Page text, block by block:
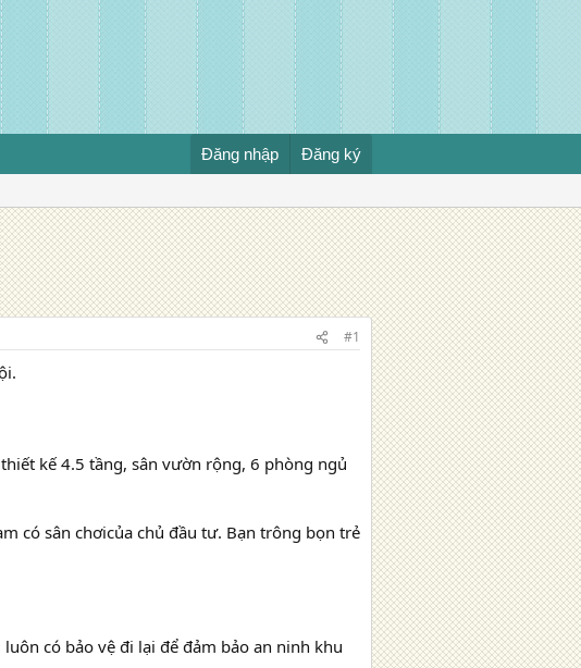
Đăng nhập Đăng ký
#1
kế 4.5 tầng, sân vườn rộng, 6 phòng ngủ
có sân chơicủa chủ đầu tư. Bạn trông bọn trẻ
có bảo vệ đi lại để đảm bảo an ninh khu